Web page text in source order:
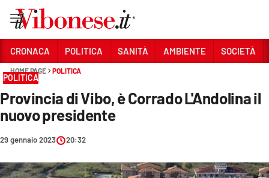
Sezioni
CRONACA
POLITICA
SANITÀ
AMBIENTE
CRONACA POLITICA SANITÀ AMBIENTE SOCIETÀ
HOME PAGE POLITICA
POLITICA
Provincia di Vibo, è Corrado L'Andolina il
nuovo presidente
29 gennaio 2023 20:32